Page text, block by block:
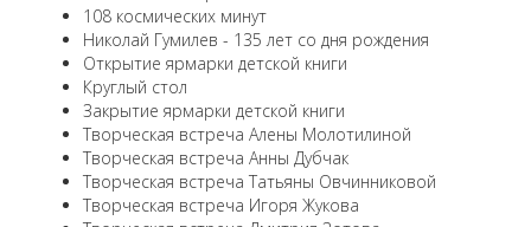
108 космических минут
Николай Гумилев - 135 лет со дня рождения
Открытие ярмарки детской книги
Круглый стол
Закрытие ярмарки детской книги
Творческая встреча Алены Молотилиной
Творческая встреча Анны Дубчак
Творческая встреча Татьяны Овчинниковой
Творческая встреча Игоря Жукова